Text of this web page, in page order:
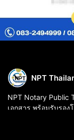
NPT
NPT Notary Public
เอกสาร พร้อมรับรองโ
⚖️ บริการแปลเอกส